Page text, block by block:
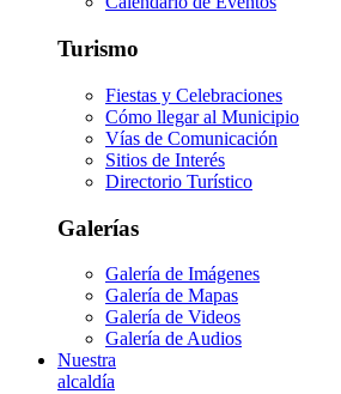
Turismo
Fiestas y Celebraciones
Cómo llegar al Municipio
Vías de Comunicación
Sitios de Interés
Directorio Turístico
Galerías
Galería de Imágenes
Galería de Mapas
Galería de Videos
Galería de Audios
Nuestra
alcaldía